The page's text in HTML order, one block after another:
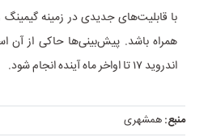
با قابلیت‌های جدیدی در زمینه‌
همراه باشد. پیش‌بینی‌ها حاکی از
اندروید ۱۷ تا اواخر ‌ماه آینده انجام شود.
منبع:همشهری